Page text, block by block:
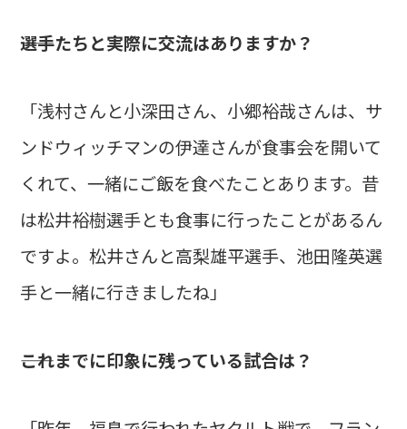
――選手たちと実際に交流はありますか？
「浅村さんと小深田さん、小郷裕哉さんは、サ
ンドウィッチマンの伊達さんが食事会を開いて
くれて、一緒にご飯を食べたことあります。昔
は松井裕樹選手とも食事に行ったことがあるん
ですよ。松井さんと高梨雄平選手、池田隆英選
手と一緒に行きましたね」
――これまでに印象に残っている試合は？